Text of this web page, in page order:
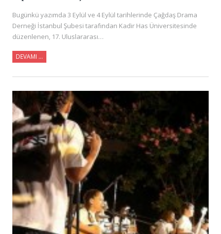
Bugünkü yazımda 3 Eylül ve 4 Eylül tarihlerinde Çağdaş Drama
Derneği İstanbul Şubesi tarafından Kadir Has Üniversitesinde
düzenlenen, 17. Uluslararası…
DEVAMI …